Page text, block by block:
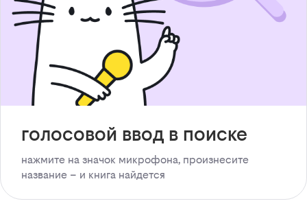
голосовой ввод в поиске
нажмите на значок микрофона, произнесите
название – и книга найдется